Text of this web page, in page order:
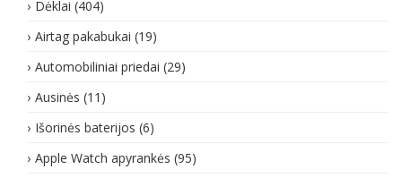
Dėklai (404)
Airtag pakabukai (19)
Automobiliniai priedai (29)
Ausinės (11)
Išorinės baterijos (6)
Apple Watch apyrankės (95)